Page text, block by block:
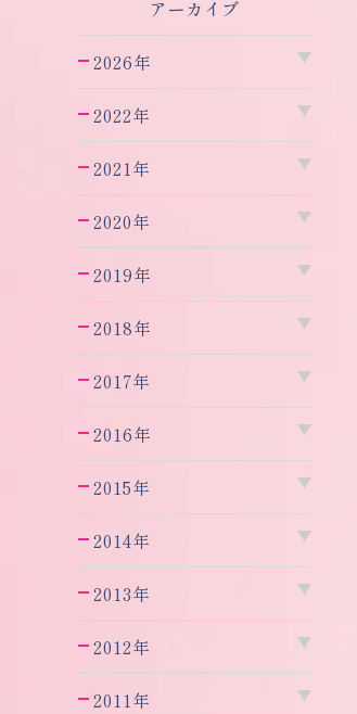
アーカイブ
2026年
2022年
2021年
2020年
2019年
2018年
2017年
2016年
2015年
2014年
2013年
2012年
2011年